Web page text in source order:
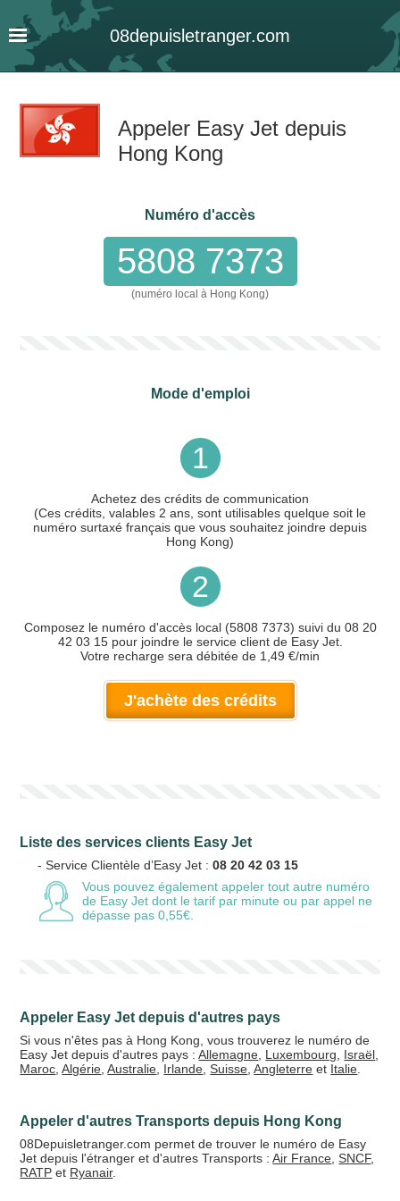
08depuisletranger.com
Appeler Easy Jet depuis
Hong Kong
Numéro d'accès
5808 7373
(numéro local à Hong Kong)
Mode d'emploi
1
Achetez des crédits de communication
(Ces crédits, valables 2 ans, sont utilisables quelque soit le
numéro surtaxé français que vous souhaitez joindre depuis
Hong Kong)
2
Composez le numéro d'accès local (5808 7373) suivi du 08 20
42 03 15 pour joindre le service client de Easy Jet.
Votre recharge sera débitée de 1,49 €/min
J'achète des crédits
+5% de bonus
Liste des services clients Easy Jet
- Service Clientèle d’Easy Jet :08 20 42 03 15
Vous pouvez également appeler tout autre numéro
de Easy Jet dont le tarif par minute ou par appel ne
dépasse pas 0,55€.
Appeler Easy Jet depuis d'autres pays
Si vous n'êtes pas à Hong Kong, vous trouverez le numéro de
Easy Jet depuis d'autres pays :Allemagne Luxembourg Israël
Maroc ,Algérie ,Australie Irlande ,Suisse ,Angleterre et Italie
Appeler d'autres Transports depuis Hong Kong
08Depuisletranger.com permet de trouver le numéro de Easy
Jet depuis l'étranger et d'autres Transports :Air France ,SNCF,
RATP et Ryanair.